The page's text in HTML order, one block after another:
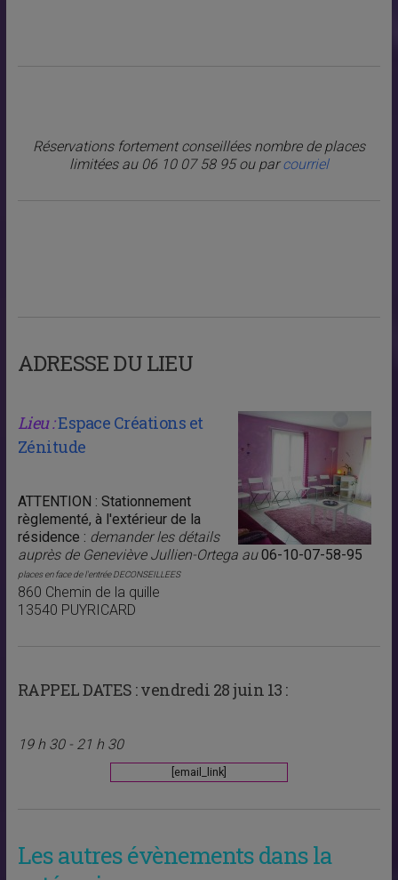
Réservations fortement conseillées nombre de places
limitées au 06 10 07 58 95 ou parcourriel
ADRESSE DU LIEU
Lieu :Espace Créations et
Zénitude
ATTENTION : Stationnement
règlementé, à l'extérieur de la
résidence : demander les détails
auprès de Geneviève Jullien-Ortega au06-10-07-58-95
places en face de l'entrée DECONSEILLEES
860 Chemin de la quille
13540 PUYRICARD
RAPPEL DATES :vendredi 28 juin 13 :
19 h 30 - 21 h 30
[email_link]
Les autres évènements dans la